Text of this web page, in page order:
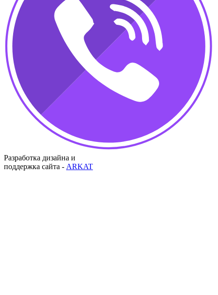
Разработка дизайна и
поддержка сайта - ARKAT